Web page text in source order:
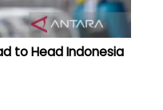
to Head Indonesia